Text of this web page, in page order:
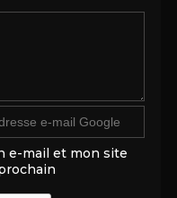
e-mail et mon site